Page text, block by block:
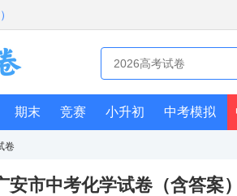
期末 竞赛 小升初 中考模拟
卷
安市中考化学试卷（含答案）